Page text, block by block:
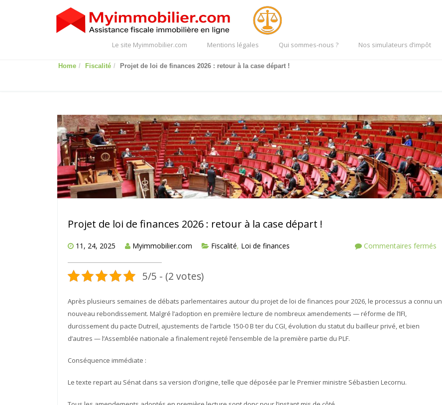
Le site Myimmobilier.com Mentions légales Qui sommes-nous ? Nos simulateurs d’impôt
Home Fiscalité Projet de loi de finances 2026 : retour à la case départ !
Projet de loi de finances 2026 : retour à la case départ !
11, 24, 2025 Myimmobilier.com Fiscalité, Loi de finances Commentaires fermés
5/5 - (2 votes)
Après plusieurs semaines de débats parlementaires autour du projet de loi de finances pour 2026, le processus a connu un
nouveau rebondissement. Malgré l’adoption en première lecture de nombreux amendements — réforme de l’IFI,
durcissement du pacte Dutreil, ajustements de l’article 150-0 B ter du CGI, évolution du statut du bailleur privé, et bien
d’autres — l’Assemblée nationale a finalement rejeté l’ensemble de la première partie du PLF.
Conséquence immédiate :
Le texte repart au Sénat dans sa version d’origine, telle que déposée par le Premier ministre Sébastien Lecornu.